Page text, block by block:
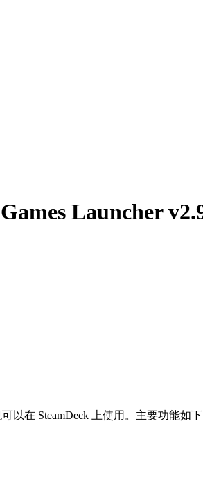
Launcher
以在 SteamDeck 上使用。主要功能如下